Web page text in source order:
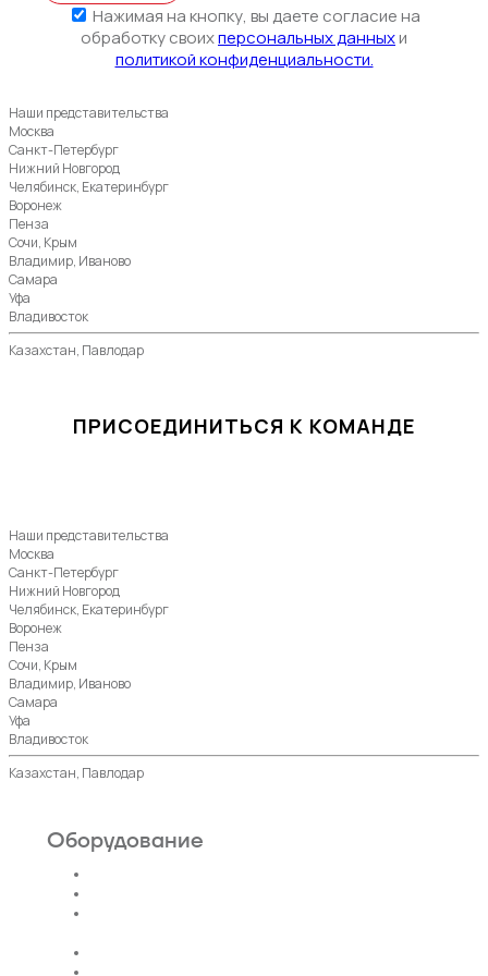
Нажимая на кнопку, вы даете согласие на
обработку своихперсональных данныхи
политикой конфиденциальности.
Наши представительства
Москва
Санкт-Петербург
Нижний Новгород
Челябинск, Екатеринбург
Воронеж
Пенза
Сочи, Крым
Владимир, Иваново
Самара
Уфа
Владивосток
Казахстан, Павлодар
ПРИСОЕДИНИТЬСЯ К КОМАНДЕ
Наши представительства
Москва
Санкт-Петербург
Нижний Новгород
Челябинск, Екатеринбург
Воронеж
Пенза
Сочи, Крым
Владимир, Иваново
Самара
Уфа
Владивосток
Казахстан, Павлодар
Оборудование